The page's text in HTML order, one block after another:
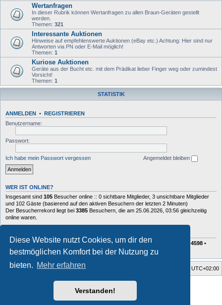
Diese Website nutzt Cookies, um dir den
bestmöglichen Komfort bei der Nutzung zu
bieten. Mehr erfahren
Verstanden!
Wertanfragen
In dieser Rubrik können Wertanfragen zu allen Braun-Geräten gestellt
werden.
Themen: 321
Interessante Auktionen
Hinweise auf empfehlenswerte Auktionen (eBay etc.) Achtung: Hier sind nur
Antworten via PN oder E-Mail möglich!
Themen: 1
Kuriose Auktionen
Geräte aus der Bucht etc. mit dem Prädikat lieber Finger weg oder zumindest
Vorsicht!
Themen: 1
STATISTIK
ANMELDEN • REGISTRIEREN
Benutzername:
Passwort:
Ich habe mein Passwort vergessen Angemeldet bleiben
WER IST ONLINE?
Insgesamt sind 105 Besucher online :: 0 sichtbare Mitglieder, 3 unsichtbare Mitglieder
und 102 Gäste (basierend auf den aktiven Besuchern der letzten 2 Minuten)
Der Besucherrekord liegt bei 3385 Besuchern, die am 25.06.2026, 03:56 gleichzeitig
online waren.
Beiträge insgesamt72629• Themen insgesamt10408• Mitglieder insgesamt 4598 •
Unser neuestes Mitglied:Charlie
Foren-Übersicht UTC+02:00
forum tricolor tv
Powered byphpBB® Forum Software © phpBB Limited
phpBB.de